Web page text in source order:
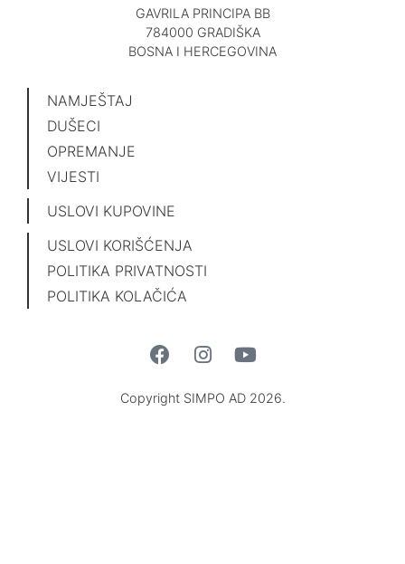
GAVRILA PRINCIPA BB
784000 GRADIŠKA
BOSNA I HERCEGOVINA
NAMJEŠTAJ
DUŠECI
OPREMANJE
VIJESTI
USLOVI KUPOVINE
USLOVI KORIŠĆENJA
POLITIKA PRIVATNOSTI
POLITIKA KOLAČIĆA
Copyright SIMPO AD 2026.